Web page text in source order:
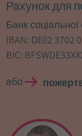
Рахунок для
Банк
IBAN: DE02 3702
BIC:
або